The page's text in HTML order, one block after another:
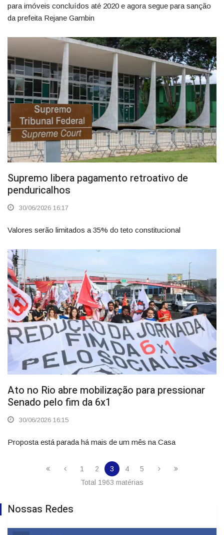
para imóveis concluídos até 2020 e agora segue para sanção
da prefeita Rejane Gambin
Supremo libera pagamento retroativo de
penduricalhos
30/06/2026 16:17
Valores serão limitados a 35% do teto constitucional
Ato no Rio abre mobilização para pressionar
Senado pelo fim da 6x1
30/06/2026 16:15
Proposta está parada há mais de um mês na Casa
1 2 3 4
5
Total 1963 matérias
Nossas Redes